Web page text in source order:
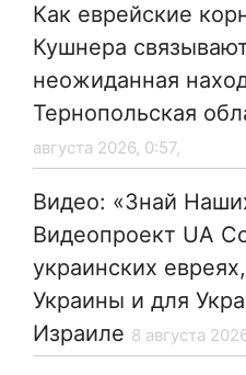
Как еврейские
Кушнера
неожиданная
Тернопольская
августа 2026, 0:57,
Видео: «Знай
Видеопроект UA
украинских
Украины и для
Израиле 8 августа